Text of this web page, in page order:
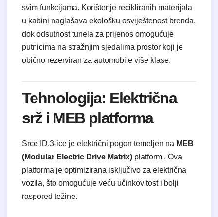
svim funkcijama. Korištenje recikliranih materijala
u kabini naglašava ekološku osviještenost brenda,
dok odsutnost tunela za prijenos omogućuje
putnicima na stražnjim sjedalima prostor koji je
obično rezerviran za automobile više klase.
Tehnologija: Električna
srž i MEB platforma
Srce ID.3-ice je električni pogon temeljen na MEB
(Modular Electric Drive Matrix) platformi. Ova
platforma je optimizirana isključivo za električna
vozila, što omogućuje veću učinkovitost i bolji
raspored težine.